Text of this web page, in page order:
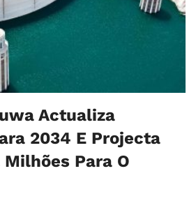
Actualiza
2034 E Projecta
Milhões Para O